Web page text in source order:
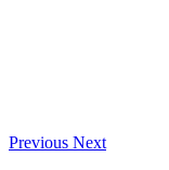
Previous Next